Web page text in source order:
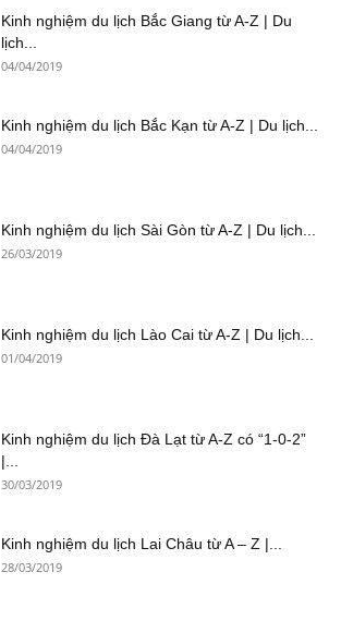
Kinh nghiệm du lịch Bắc Giang từ A-Z | Du
lịch...
04/04/2019
Kinh nghiệm du lịch Bắc Kạn từ A-Z | Du lịch...
04/04/2019
Kinh nghiệm du lịch Sài Gòn từ A-Z | Du lịch...
26/03/2019
Kinh nghiệm du lịch Lào Cai từ A-Z | Du lịch...
01/04/2019
Kinh nghiệm du lịch Đà Lạt từ A-Z có “1-0-2”
|...
30/03/2019
Kinh nghiệm du lịch Lai Châu từ A – Z |...
28/03/2019